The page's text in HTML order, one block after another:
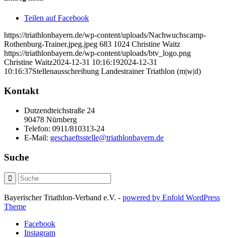
Teilen auf Facebook
https://triathlonbayern.de/wp-content/uploads/Nachwuchscamp-
Rothenburg-Trainer.jpeg.jpeg 683 1024 Christine Waitz
https://triathlonbayern.de/wp-content/uploads/btv_logo.png
Christine Waitz2024-12-31 10:16:192024-12-31
10:16:37Stellenausschreibung Landestrainer Triathlon (m|w|d)
Kontakt
Dutzendteichstraße 24
90478 Nürnberg
Telefon: 0911/810313-24
E-Mail: geschaeftsstelle@triathlonbayern.de
Suche
Bayerischer Triathlon-Verband e.V. - powered by Enfold WordPress
Theme
Facebook
Instagram